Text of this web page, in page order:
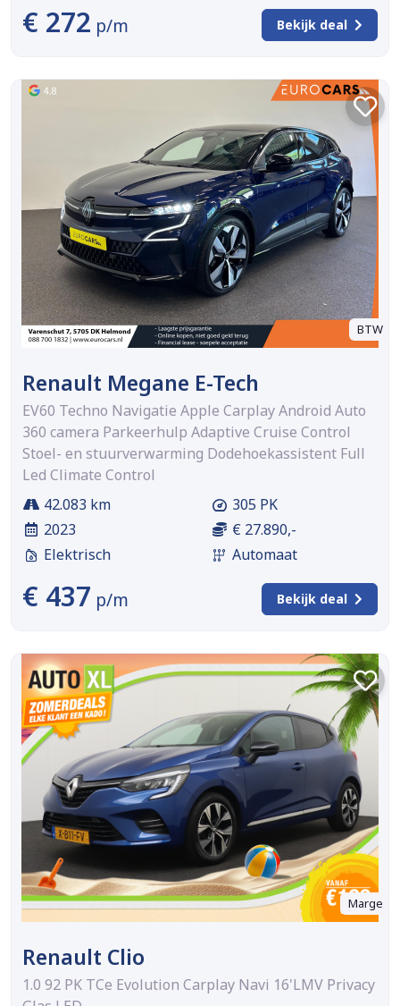
€ 272 p/m Bekijk deal
BTW
Renault Megane E-Tech
EV60 Techno Navigatie Apple Carplay Android Auto
360 camera Parkeerhulp Adaptive Cruise Control
Stoel- en stuurverwarming Dodehoekassistent Full
Led Climate Control
42.083 km
2023
Elektrisch
305 PK
€ 27.890,-
Automaat
€ 437 p/m Bekijk deal
Marge
Renault Clio
1.0 92 PK TCe Evolution Carplay Navi 16'LMV Privacy